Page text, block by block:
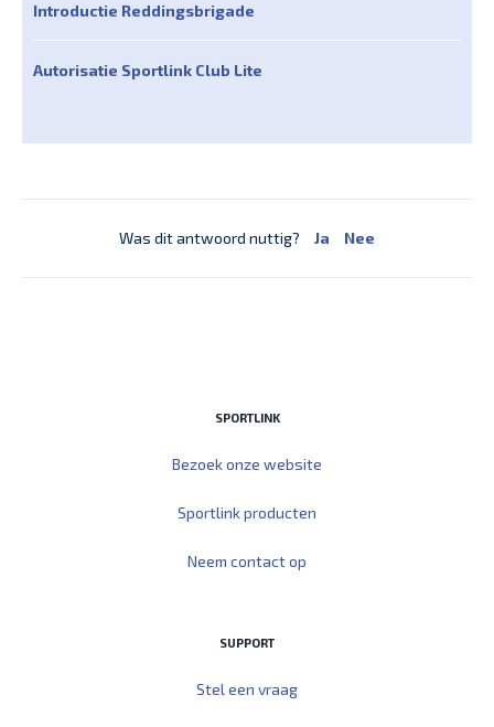
Introductie Reddingsbrigade
Autorisatie Sportlink Club Lite
Was dit antwoord nuttig? Ja Nee
SPORTLINK
Bezoek onze website
Sportlink producten
Neem contact op
SUPPORT
Stel een vraag